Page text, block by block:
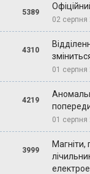
5389
02 серпня
4310
01 серпня
4219
01 серпня
3999
Магніти,